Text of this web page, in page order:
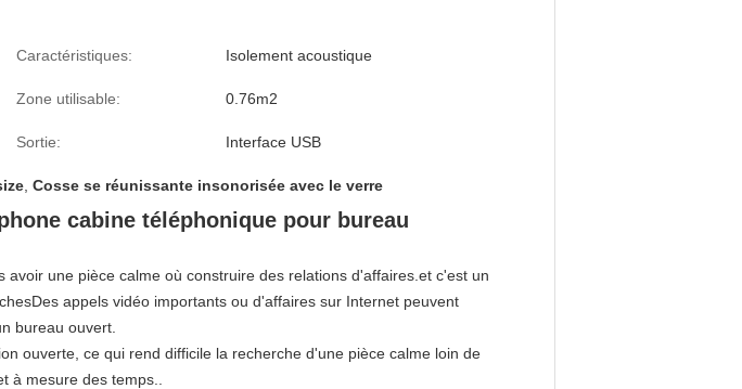
Caractéristiques: Isolement acoustique
Zone utilisable: 0.76m2
Sortie: Interface USB
Cosse se réunissante insonorisée avec le verre
cabine téléphonique pour bureau
une pièce calme où construire des relations d'affaires.et c'est un
appels vidéo importants ou d'affaires sur Internet peuvent
bureau ouvert.
ouverte, ce qui rend difficile la recherche d'une pièce calme loin de
à mesure des temps..